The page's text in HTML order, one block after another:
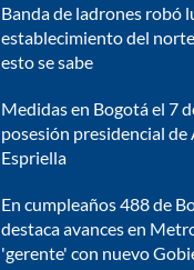
Banda de ladrones robó
establecimiento del
esto se sabe
Medidas en Bogotá el 7
posesión presidencial de
Espriella
En cumpleaños 488 de
destaca avances en
'gerente' con nuevo